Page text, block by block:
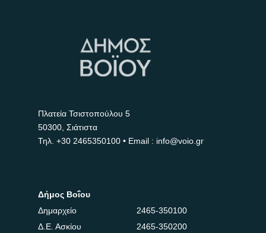
Πλατεία Τσιστοπούλου 5
50300, Σιάτιστα
Τηλ. +30 2465350100 • Email : info@voio.gr
Δήμος Βοΐου
Δημαρχείο
2465-350100
Δ.Ε. Ασκίου
2465-350200